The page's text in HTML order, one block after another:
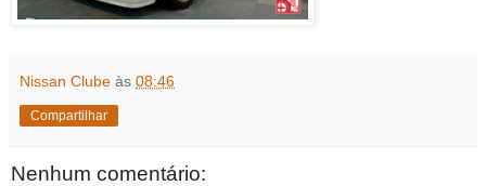
Nissan Clube às 08:46
Compartilhar
Nenhum comentário: